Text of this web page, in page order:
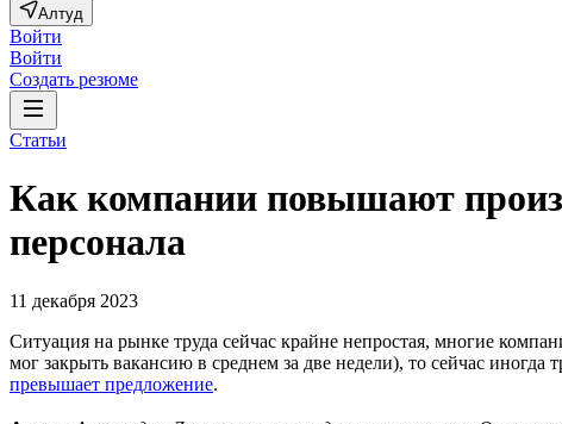
Алтуд
Войти
Войти
Создать резюме
Статьи
Как компании повышают
персонала
11 декабря 2023
Ситуация на рынке труда сейчас крайне непростая, многие
мог закрыть вакансию в среднем за две недели), то сейчас
превышает предложение.